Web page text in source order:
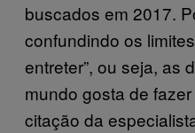
buscados em 2017.
confundindo os
entreter”, ou seja, as
mundo gosta de
citação da